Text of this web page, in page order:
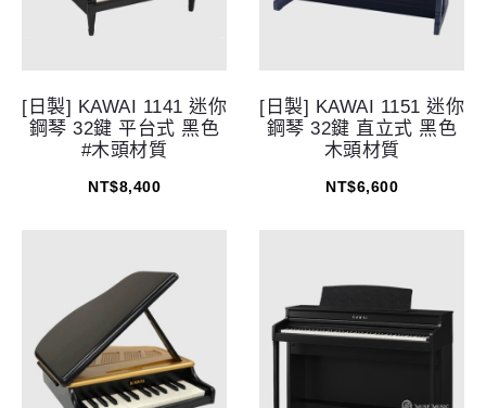
[日製] KAWAI 1141 迷你
鋼琴 32鍵 平台式 黑色
#木頭材質
NT$8,400
[日製] KAWAI 1151 迷你
鋼琴 32鍵 直立式 黑色
木頭材質
NT$6,600